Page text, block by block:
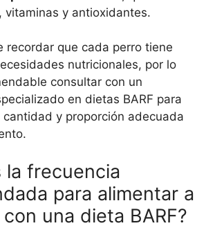
vitaminas y antioxidantes.
recordar que cada perro tiene
nutricionales, por lo
consultar con un
en dietas BARF para
y proporción adecuada
la frecuencia
para alimentar a
una dieta BARF?